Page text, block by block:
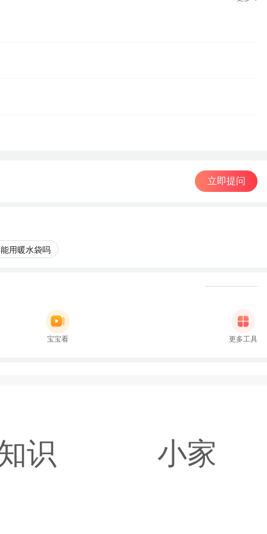
立即提问
用暖水袋吗
宝宝看 更多工具
识 小家